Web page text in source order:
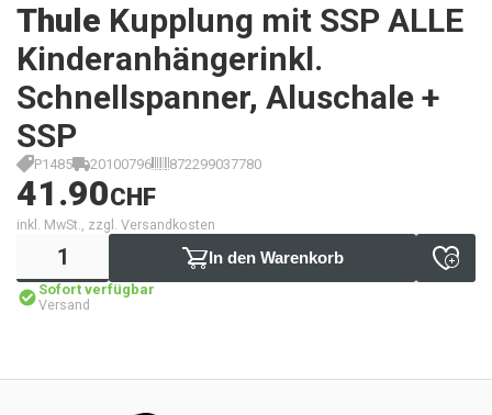
Thule Kupplung mit SSP ALLE
Kinderanhängerinkl.
Schnellspanner, Aluschale +
SSP
P1485 20100796 872299037780
41.90CHF
inkl. MwSt., zzgl. Versandkosten
In den Warenkorb
Sofort verfügbar
Versand